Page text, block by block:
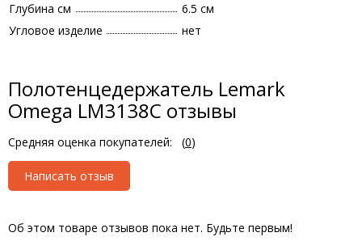
Глубина см
6.5 см
Угловое изделие
нет
Полотенцедержатель Lemark
Omega LM3138C отзывы
Средняя оценка покупателей: (0)
Написать отзыв
Об этом товаре отзывов пока нет. Будьте первым!